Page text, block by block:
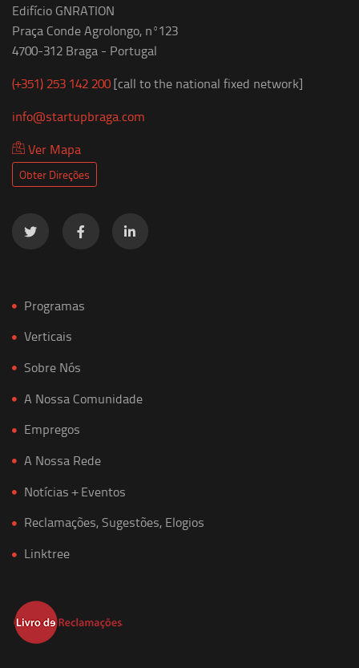
Edifício GNRATION
Praça Conde Agrolongo, nº123
4700-312 Braga - Portugal
(+351) 253 142 200[call to the national fixed network]
info@startupbraga.com
Ver Mapa
Obter Direções
Programas
Verticais
Sobre Nós
A Nossa Comunidade
Empregos
A Nossa Rede
Notícias + Eventos
Reclamações, Sugestões, Elogios
Linktree